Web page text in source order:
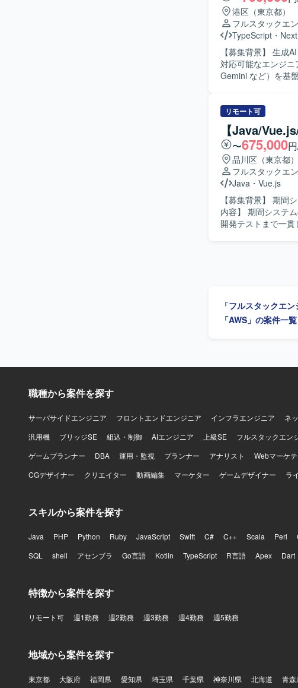
理解から新システ
ていただけます。 【開発環境】 バックエンド：Java（Springboot） フロントエンド：
TypeScript（vue.js
港区（東京都）
フルスタックエ
TypeScript ・
【募集背景】 生成
対応可能なエンジニアを募集しておりま
Gemini など）を基
ごとに最適化した
ーズに即したソリ
流工程に参画し、
だきます。 【求める人物像】 生成AI技術や最新のWeb技術への関心が高く、自ら情報収集しな
がら主体的にキャ
て要望を正しく理
クエンドからフロン
品質向上に取り組める方を想定してお
などの最先端生成
身につけていただ
ックエンジニアと
いたWebシステム
OpenAI や Google
リモート可
【Java/
〜675,000
品川区（東京都）
フルスタックエ
Java ・ Vue.js
【募集背景】 期間シ
内容】 期間システ
開発テストまで一
社向けのシステム
Vue.js、バックエ
「フルスタックエ
「AWS」の案件一覧
職種から案件を探す
サーバサイドエンジニア フロントエンドエンジニア インフラエンジニア ネ
汎用機
ブリッジSE 組込・制御 AIエンジニア 上級SE フルスタックエン
ゲームプランナー
DBA 運用・監視 プランナー アナリスト Webマーケ
CGデザイナー
クリエイター 動画編集 マーケター ゲームデザイナー ラ
スキルから案件を探す
Java PHP Python Ruby JavaScript Swift C# C++ Scala Perl
SQL
shell アセンブラ Go言語 Kotlin TypeScript R言語 Apex Dart
特徴から案件を探す
リモート可 週1勤務 週2勤務 週3勤務 週4勤務 週5勤務
地域から案件を探す
東京都 大阪府 福岡県 愛知県 埼玉県 千葉県 神奈川県 北海道 青森